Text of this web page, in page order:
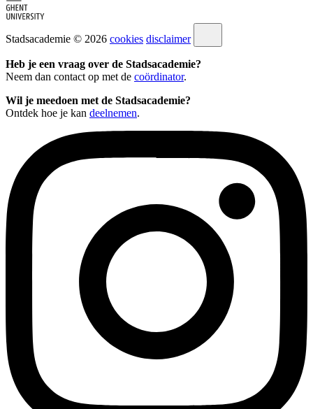
Stadsacademie © 2026 cookies disclaimer
Heb je een vraag over de Stadsacademie?
Neem dan contact op met de coördinator.
Wil je meedoen met de Stadsacademie?
Ontdek hoe je kan deelnemen.